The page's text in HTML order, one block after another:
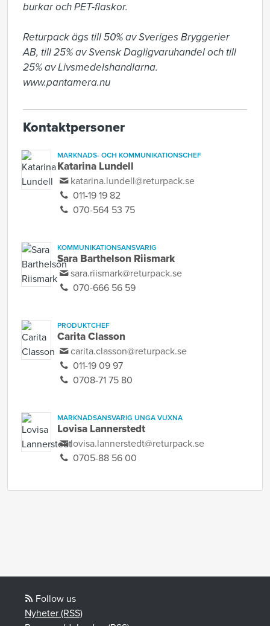
burkar och PET-flaskor.
Returpack ägs till 50% av Sveriges Bryggerier
AB, till 25% av Svensk Dagligvaruhandel och till
25% av Livsmedelshandlarna.
www.pantamera.nu
Kontaktpersoner
MARKNADS- OCH KOMMUNIKATIONSCHEF
Katarina Lundell
katarina.lundell@returpack.se
011-19 19 82
070-564 53 75
KOMMUNIKATIONSANSVARIG
Sara Barthelson Riismark
sara.riismark@returpack.se
070-666 56 59
PRODUKTCHEF
Carita Classon
carita.classon@returpack.se
011-19 09 97
0708-71 75 80
MARKNADSANSVARIG UNGA VUXNA
Lovisa Lannerstedt
lovisa.lannerstedt@returpack.se
0705-88 56 00
Follow us
Nyheter (RSS)